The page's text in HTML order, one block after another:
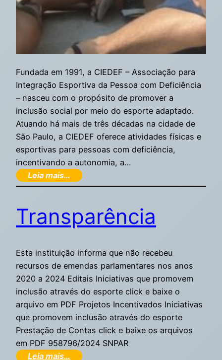
Fundada em 1991, a CIEDEF – Associação para
Integração Esportiva da Pessoa com Deficiência
– nasceu com o propósito de promover a
inclusão social por meio do esporte adaptado.
Atuando há mais de três décadas na cidade de
São Paulo, a CIEDEF oferece atividades físicas e
esportivas para pessoas com deficiência,
incentivando a autonomia, a…
Leia mais…
Transparência
Esta instituição informa que não recebeu
recursos de emendas parlamentares nos anos
2020 a 2024 Editais Iniciativas que promovem
inclusão através do esporte click e baixe o
arquivo em PDF Projetos Incentivados Iniciativas
que promovem inclusão através do esporte
Prestação de Contas click e baixe os arquivos
em PDF 958796/2024 SNPAR
Leia mais…